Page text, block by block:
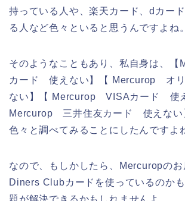
持っている人や、楽天カード、dカー
る人など色々といると思うんですよね。
そのようなこともあり、私自身は、
カード 使えない】【 Mercurop オ
ない】【 Mercurop VISAカード 使
Mercurop 三井住友カード 使えない
色々と調べてみることにしたんですよ
なので、もしかしたら、Mercuropの
Diners Clubカードを使っているのか
題が解決できるかもしれませんよ。